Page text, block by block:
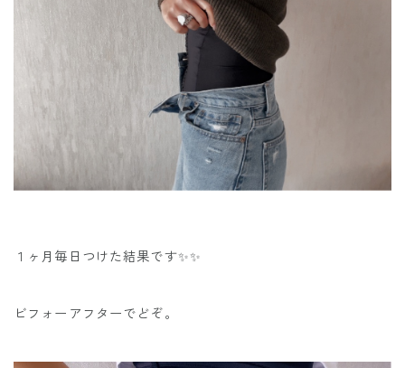
１ヶ月毎日つけた結果です✨✨
ビフォーアフターでどぞ。